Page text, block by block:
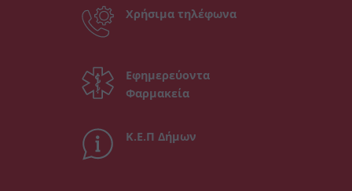
Χρήσιμα τηλέφωνα
Εφημερεύοντα
Φαρμακεία
Κ.Ε.Π Δήμων